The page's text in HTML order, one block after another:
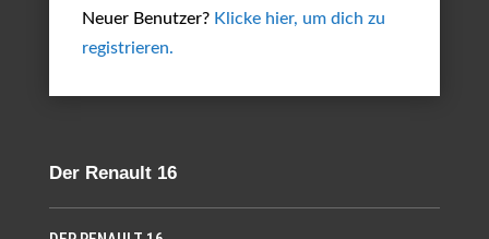
Neuer Benutzer? Klicke hier, um dich zu
registrieren.
Der Renault 16